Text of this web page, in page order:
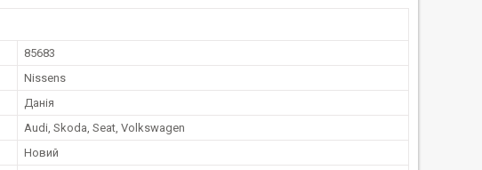
85683
Nissens
Данія
Audi, Skoda, Seat, Volkswagen
Новий